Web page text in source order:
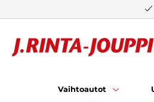
Vaihtoautot